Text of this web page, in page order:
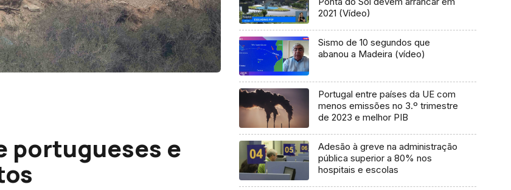
portugueses e
2021 (Vídeo)
Sismo de 10 segundos que
abanou a Madeira (vídeo)
Portugal entre países da UE com
menos emissões no 3.º trimestre
de 2023 e melhor PIB
Adesão à greve na administração
pública superior a 80% nos
hospitais e escolas